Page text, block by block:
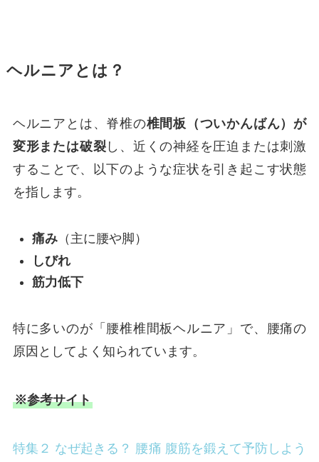
ヘルニアとは？
ヘルニアとは、脊椎の椎間板（ついかんばん）が
変形または破裂 し、近くの神経を圧迫または刺激
することで、以下のような症状を引き起こす状態
を指します。
痛み（主に腰や脚）
しびれ
筋力低下
特に多いのが「腰椎椎間板ヘルニア」で、腰痛の
原因としてよく知られています。
※参考サイト
特集２ なぜ起きる？ 腰痛 腹筋を鍛えて予防しよう